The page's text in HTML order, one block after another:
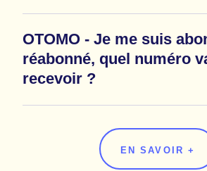
OTOMO - Je me suis
réabonné, quel numéro
recevoir ?
EN SAVOIR +